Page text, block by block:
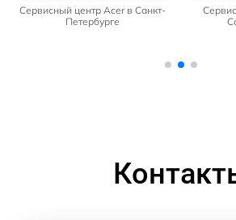
Сервисный центр Acer в Санкт-
Петербурге